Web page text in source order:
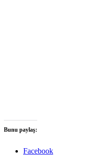
Bunu paylaş:
Facebook